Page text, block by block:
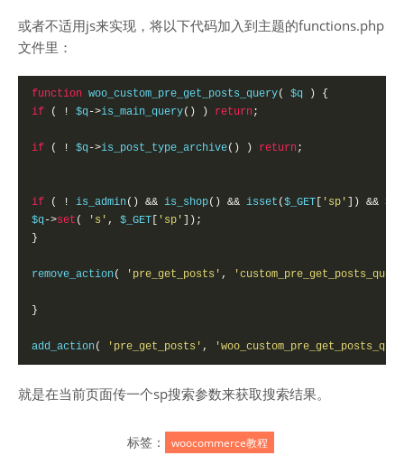
或者不适用js来实现，将以下代码加入到主题的functions.php
文件里：
function woo_custom_pre_get_posts_query( $q )
{
if
( ! $q->is_main_query() ) return;
if ( ! $q->is_post_type_archive() ) return;
if ( ! is_admin() && is_shop() && isset ($_GET 'sp' ]) &&
$q->set ( 's' , $_GET 'sp'
]);
}
remove_action( 'pre_get_posts' ,
}
add_action( 'pre_get_posts' ,
就是在当前页面传一个sp搜索参数来获取搜索结果。
标签： woocommerce教程